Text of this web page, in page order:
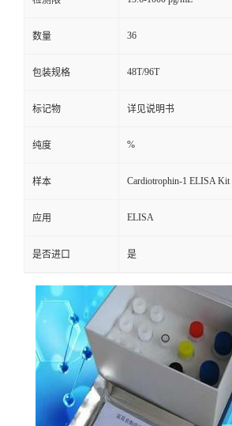
数量 36
包装规格 48T/96T
标记物 详见说明书
纯度 %
样本 Cardiotrophin-1 ELISA Kit
应用 ELISA
是否进口 是